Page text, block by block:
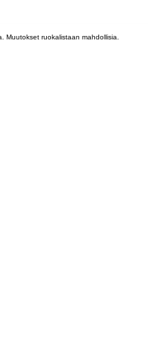
ruokalistaan mahdollisia.